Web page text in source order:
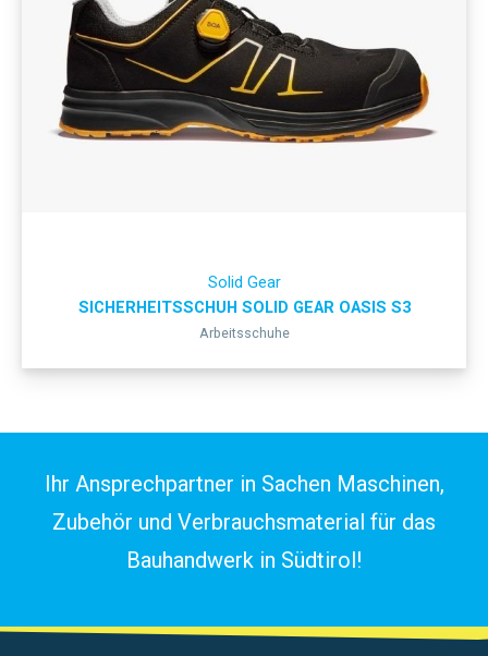
Solid Gear
SICHERHEITSSCHUH SOLID GEAR OASIS S3
Arbeitsschuhe
Ihr Ansprechpartner in Sachen Maschinen,
Zubehör und Verbrauchsmaterial für das
Bauhandwerk in Südtirol!